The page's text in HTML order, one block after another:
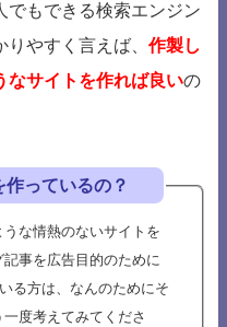
でもできる検索エンジン
りやすく言えば、 作製し
なサイトを作れば良いの
っているの？
な情熱のないサイトを
事を広告目的のために
る方は、なんのためにそ
度考えてみてくださ